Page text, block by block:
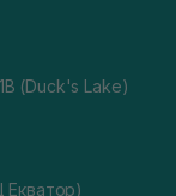
(Duck's Lake)
Екватор)